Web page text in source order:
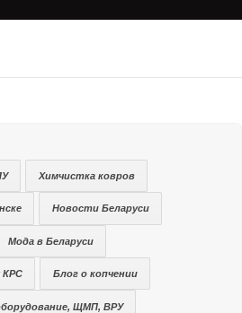
Химчистка ковров
Новости Беларуси
Мода в Беларуси
КРС Блог о копчении
ЩМП, ВРУ